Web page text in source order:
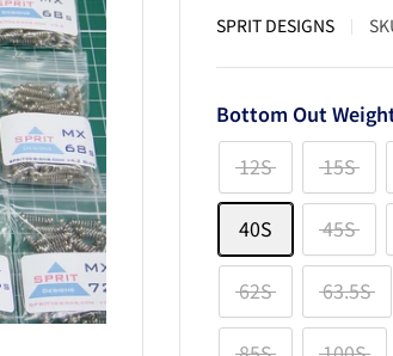
SPRIT DESIGNS
Bottom Out
12S
15S
40S 45S
62S 63.5S